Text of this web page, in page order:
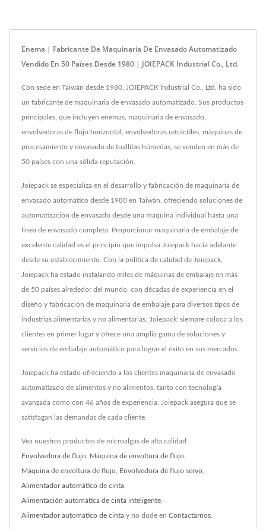
Enema | Fabricante De Maquinaria De Envasado Automatizado
Vendido En 50 Países Desde 1980 | JOIEPACK Industrial Co., Ltd.
Con sede en Taiwán desde 1980, JOIEPACK Industrial Co., Ltd. ha sido
un fabricante de maquinaria de envasado automatizado. Sus productos
principales, que incluyen enemas, maquinaria de envasado,
envolvedoras de flujo horizontal, envolvedoras retráctiles, máquinas de
procesamiento y envasado de toallitas húmedas, se venden en más de
50 países con una sólida reputación.
Joiepack se especializa en el desarrollo y fabricación de maquinaria de
envasado automático desde 1980 en Taiwán, ofreciendo soluciones de
automatización de envasado desde una máquina individual hasta una
línea de envasado completa. Proporcionar maquinaria de embalaje de
excelente calidad es el principio que impulsa Joiepack hacia adelante
desde su establecimiento. Con la política de calidad de Joiepack,
Joiepack ha estado instalando miles de máquinas de embalaje en más
de 50 países alrededor del mundo. con décadas de experiencia en el
diseño y fabricación de maquinaria de embalaje para diversos tipos de
industrias alimentarias y no alimentarias. 'Joiepack' siempre coloca a los
clientes en primer lugar y ofrece una amplia gama de soluciones y
servicios de embalaje automático para lograr el éxito en sus mercados.
Joiepack ha estado ofreciendo a los clientes maquinaria de envasado
automatizado de alimentos y no alimentos, tanto con tecnología
avanzada como con 46 años de experiencia, Joiepack asegura que se
satisfagan las demandas de cada cliente.
Vea nuestros productos de microalgas de alta calidad
Envolvedora de flujo, Máquina de envoltura de flujo,
Máquina de envoltura de flujo, Envolvedora de flujo servo,
Alimentador automático de cinta,
Alimentación automática de cinta inteligente,
Alimentador automático de cinta y no dude en Contactarnos.